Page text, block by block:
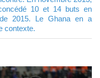
10 et 14 buts en
2015. Le Ghana en a
contexte.